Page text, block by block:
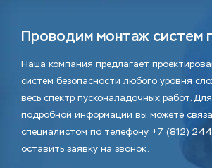
Проводим монтаж систем
Наша компания предлагает
систем безопасности любого уровня
весь спектр пусконаладочных работ.
подробной информации вы можете
специалистом по телефону +7 (812)
оставить заявку на звонок.